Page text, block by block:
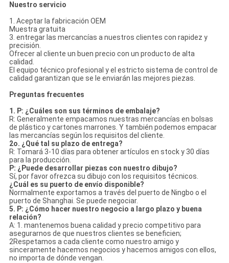
Nuestro servicio
1. Aceptar la fabricación OEM
Muestra gratuita
3. entregar las mercancías a nuestros clientes con rapidez y
precisión.
Ofrecer al cliente un buen precio con un producto de alta
calidad.
El equipo técnico profesional y el estricto sistema de control de
calidad garantizan que se le enviarán las mejores piezas.
Preguntas frecuentes
1. P: ¿Cuáles son sus términos de embalaje?
R: Generalmente empacamos nuestras mercancías en bolsas
de plástico y cartones marrones. Y también podemos empacar
las mercancías según los requisitos del cliente.
2o. ¿Qué tal su plazo de entrega?
R: Tomará 3-10 días para obtener artículos en stock y 30 días
para la producción.
P: ¿Puede desarrollar piezas con nuestro dibujo?
Sí, por favor ofrezca su dibujo con los requisitos técnicos.
¿Cuál es su puerto de envío disponible?
Normalmente exportamos a través del puerto de Ningbo o el
puerto de Shanghai. Se puede negociar.
5. P: ¿Cómo hacer nuestro negocio a largo plazo y buena
relación?
A: 1. mantenemos buena calidad y precio competitivo para
asegurarnos de que nuestros clientes se beneficien;
2Respetamos a cada cliente como nuestro amigo y
sinceramente hacemos negocios y hacemos amigos con ellos,
no importa de dónde vengan.